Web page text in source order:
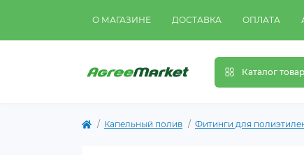
О МАГАЗИНЕ ДОСТАВКА ОПЛАТА
Каталог
Капельный полив Фитинги для